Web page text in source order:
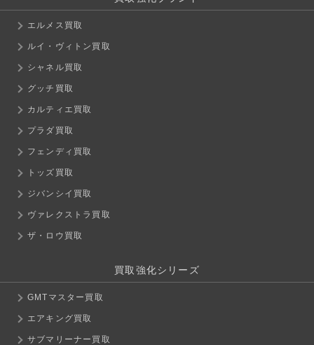
エルメス買取
ルイ・ヴィトン買取
シャネル買取
グッチ買取
カルティエ買取
プラダ買取
フェンディ買取
トッズ買取
ジバンシイ買取
ヴァレクストラ買取
ザ・ロウ買取
買取強化シリーズ
GMTマスター買取
エアキング買取
サブマリーナー買取